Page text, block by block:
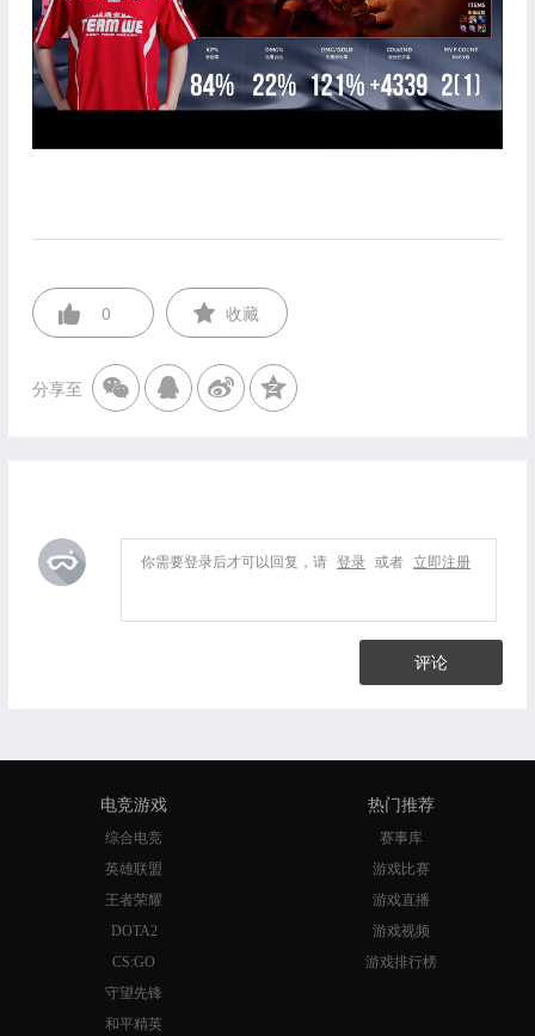
0 收藏
分享至
你需要登录后才可以回复，请 登录 或者 立即注册
评论
电竞游戏
综合电竞
英雄联盟
王者荣耀
DOTA2
CS:GO
守望先锋
和平精英
热门推荐
赛事库
游戏比赛
游戏直播
游戏视频
游戏排行榜